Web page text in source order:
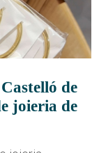
de
joieria de